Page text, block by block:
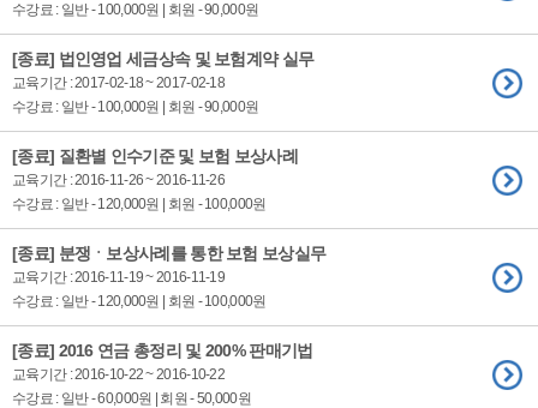
수강료 : 일반 - 100,000원 | 회원 - 90,000원
[종료] 법인영업 세금상속 및 보험계약 실무
교육기간 : 2017-02-18 ~ 2017-02-18
수강료 : 일반 - 100,000원 | 회원 - 90,000원
[종료] 질환별 인수기준 및 보험 보상사례
교육기간 : 2016-11-26 ~ 2016-11-26
수강료 : 일반 - 120,000원 | 회원 - 100,000원
[종료] 분쟁ㆍ보상사례를 통한 보험 보상실무
교육기간 : 2016-11-19 ~ 2016-11-19
수강료 : 일반 - 120,000원 | 회원 - 100,000원
[종료] 2016 연금 총정리 및 200% 판매기법
교육기간 : 2016-10-22 ~ 2016-10-22
수강료 : 일반 - 60,000원 | 회원 - 50,000원